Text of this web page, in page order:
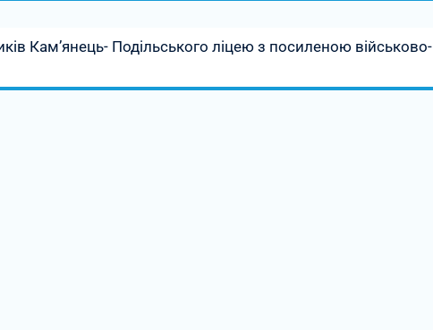
Кам’янець- Подільського ліцею з посиленою військово-